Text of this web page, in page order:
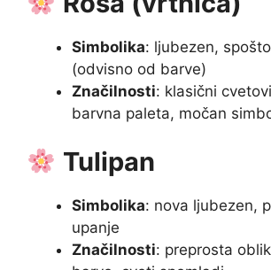
Simbolika: ljubezen,
(odvisno od barve)
Značilnosti: klasični
barvna paleta, močan
Tulipan
Simbolika: nova ljubezen,
upanje
Značilnosti: preprosta